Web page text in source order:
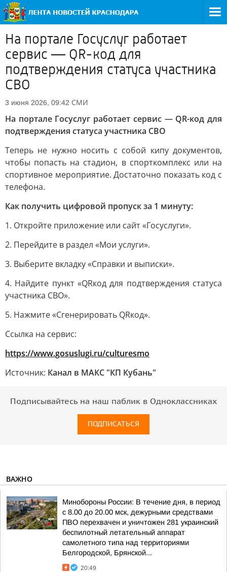
На портале Госуслуг работает
сервис — QR-код для
подтверждения статуса участника
СВО
3 июня 2026, 09:42 СМИ
На портале Госуслуг работает сервис — QR-код для
подтверждения статуса участника СВО
Теперь не нужно носить с собой кипу документов,
чтобы попасть на стадион, в спорткомплекс или на
спортивное мероприятие. Достаточно показать код с
телефона.
Как получить цифровой пропуск за 1 минуту:
1. Откройте приложение или сайт «Госуслуги».
2. Перейдите в раздел «Мои услуги».
3. Выберите вкладку «Справки и выписки».
4. Найдите пункт «QRкод для подтверждения статуса
участника СВО».
5. Нажмите «Сгенерировать QRкод».
Ссылка на сервис:
https://www.gosuslugi.ru/culturesmo
Источник: Канал в МАКС "КП Кубань"
Подписывайтесь на наш паблик в Одноклассниках
ПОДПИСАТЬСЯ
ВАЖНО
Минобороны России: В течение дня, в период
с 8.00 до 20.00 мск, дежурными средствами
ПВО перехвачен и уничтожен 281 украинский
беспилотный летательный аппарат
самолетного типа над территориями
Белгородской, Брянской...
20:49